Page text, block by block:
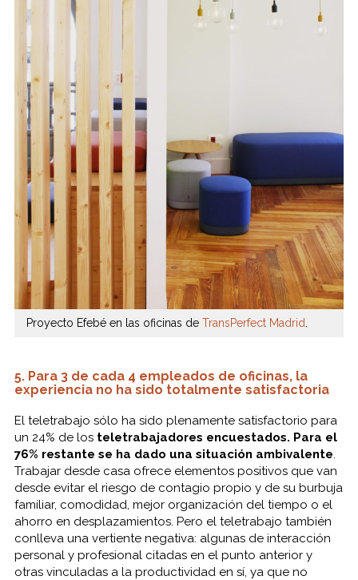
Proyecto Efebé en las oficinas de TransPerfect Madrid
5. Para 3 de cada 4 empleados de oficinas, la
experiencia no ha sido totalmente satisfactoria
El teletrabajo sólo ha sido plenamente satisfactorio para
un 24% de los teletrabajadores encuestados. Para el
76% restante se ha dado una situación ambivalente.
Trabajar desde casa ofrece elementos positivos que van
desde evitar el riesgo de contagio propio y de su burbuja
familiar, comodidad, mejor organización del tiempo o el
ahorro en desplazamientos. Pero el teletrabajo también
conlleva una vertiente negativa: algunas de interacción
personal y profesional citadas en el punto anterior y
otras vinculadas a la productividad en sí, ya que no